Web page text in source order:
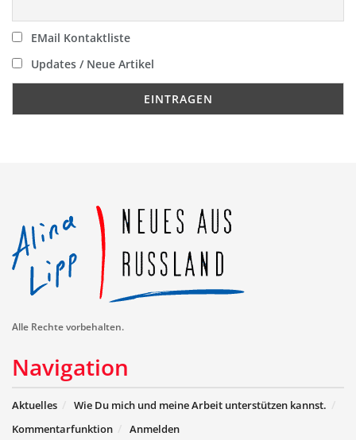
EMail Kontaktliste
Updates / Neue Artikel
Alle Rechte vorbehalten.
Navigation
Aktuelles
Wie Du mich und meine Arbeit unterstützen kannst.
Kommentarfunktion
Anmelden